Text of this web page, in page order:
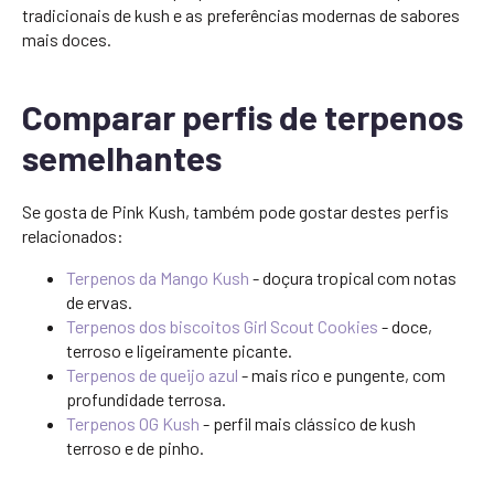
tradicionais de kush e as preferências modernas de sabores
mais doces.
Comparar perfis de terpenos
semelhantes
Se gosta de Pink Kush, também pode gostar destes perfis
relacionados:
Terpenos da Mango Kush - doçura tropical com notas
de ervas.
Terpenos dos biscoitos Girl Scout Cookies - doce,
terroso e ligeiramente picante.
Terpenos de queijo azul - mais rico e pungente, com
profundidade terrosa.
Terpenos OG Kush - perfil mais clássico de kush
terroso e de pinho.